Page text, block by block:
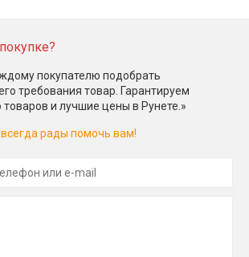
покупателю подобрать
требования товар. Гарантируем
товаров и лучшие цены в Рунете.»
рады помочь вам!